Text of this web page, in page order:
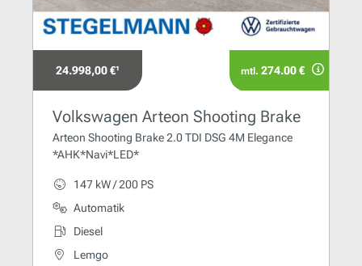
24.998,00 €¹ mtl. 274.00 €
Volkswagen Arteon Shooting Brake
Arteon Shooting Brake 2.0 TDI DSG 4M Elegance
*AHK*Navi*LED*
147 kW / 200 PS
Automatik
Diesel
Lemgo